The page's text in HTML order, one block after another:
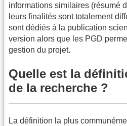
informations similaires (résumé
leurs finalités sont totalement
sont dédiés à la publication
version alors que les PGD
gestion du projet.
Quelle est la
de la recherche ?
La définition la plus